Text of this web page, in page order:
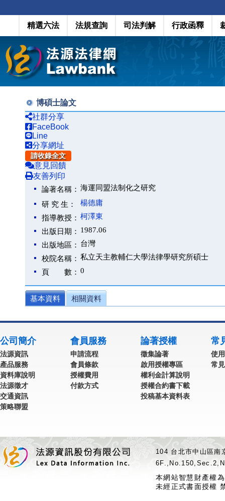
精選六法 法規查詢 司法判解 行政函釋
博碩士論文
社群分享
FaceBook
Line
分享網址
請收錄全文
意見回饋
友善列印
論著名稱： 海運同盟法制化之研究
研 究 生：
楊德庸
指導教授： 柯澤東
出版日期： 1987.06
出版地區： 台灣
校院名稱： 私立天主教輔仁大學法律學研究所碩士
頁 數： 0
基本資料 相關資料
公司簡介
法源資訊
產品服務
資料庫說明
法源徵才
交通資訊
策略聯盟
會員服務
申請流程
會員條款
授權費用
付款方式
論著授權
徵集論著
啟用授權專區
權利金計算說明
授權合約書下載
投稿基本資料表
常
使
常
104 台北市中山區
本網站智慧財產權
未經正式書面授權